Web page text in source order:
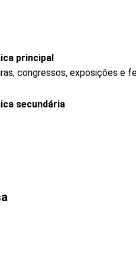
principal
congressos, exposições e
secundária